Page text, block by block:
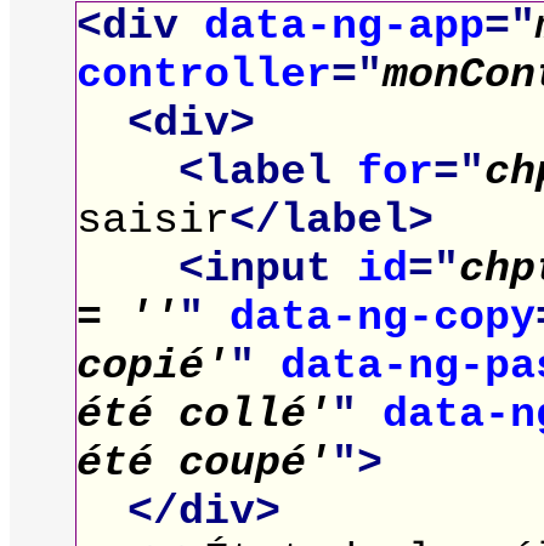
<div data-ng-app="
controller="
<div>
<label for="
saisir</label>
<input id="
= '' " data-ng-copy
copié' "
data-ng-
été collé' "
data-
été coupé' ">
</div>